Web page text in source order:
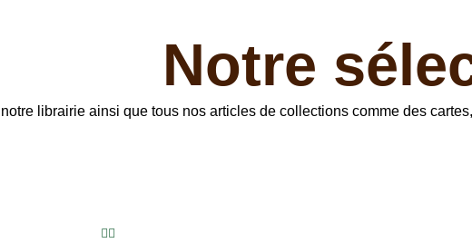
Notre
librairie ainsi que tous nos articles de collections comme des